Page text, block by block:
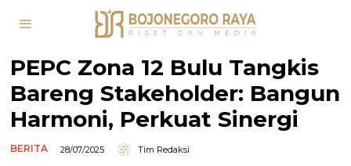
PEPC Zona 12 Bulu Tangkis
Bareng Stakeholder: Bangun
Harmoni, Perkuat Sinergi
BERITA 28/07/2025 Tim Redaksi